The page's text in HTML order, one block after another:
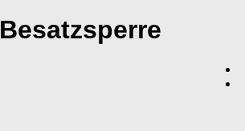
Besatzsperre